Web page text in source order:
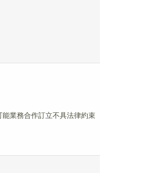
業務合作訂立不具法律約束